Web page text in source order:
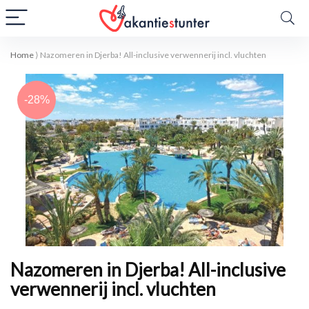
Home ⟩ Nazomeren in Djerba! All-inclusive verwennerij incl. vluchten
-28%
Nazomeren in Djerba! All-inclusive
verwennerij incl. vluchten